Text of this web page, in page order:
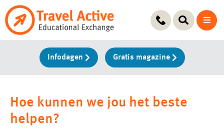
Ga
naar
Infodagen Gratis magazine
Hoe kunnen we jou het beste
helpen?